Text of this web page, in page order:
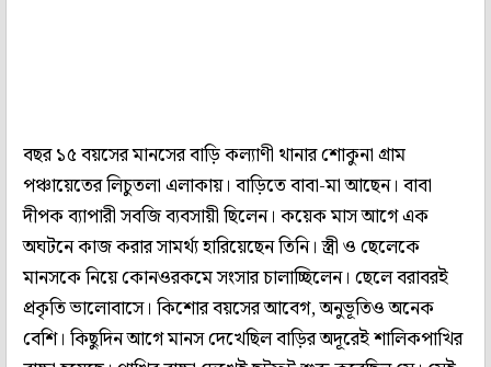
বছর ১৫ বয়সের মানসের বাড়ি কল্যাণী থানার শোকুনা গ্রাম
পঞ্চায়েতের লিচুতলা এলাকায়। বাড়িতে বাবা-মা আছেন। বাবা
দীপক ব্যাপারী সবজি ব্যবসায়ী ছিলেন। কয়েক মাস আগে এক
অঘটনে কাজ করার সামর্থ্য হারিয়েছেন তিনি। স্ত্রী ও ছেলেকে
মানসকে নিয়ে কোনওরকমে সংসার চালাচ্ছিলেন। ছেলে বরাবরই
প্রকৃতি ভালোবাসে। কিশোর বয়সের আবেগ, অনুভূতিও অনেক
বেশি। কিছুদিন আগে মানস দেখেছিল বাড়ির অদূরেই শালিকপাখির